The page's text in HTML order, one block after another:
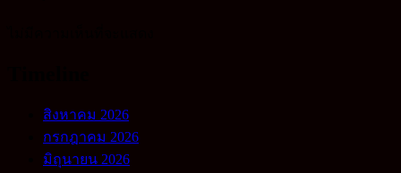
สิงหาคม 2026
กรกฎาคม 2026
มิถุนายน 2026